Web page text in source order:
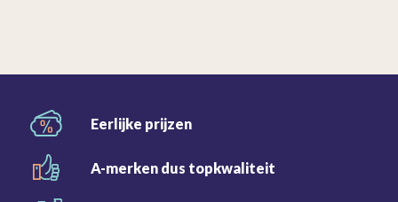
Eerlijke prijzen
A-merken dus topkwaliteit